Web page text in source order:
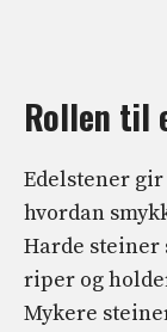
Rollen til
Edelstener
hvordan
Harde steiner
riper og
Mykere